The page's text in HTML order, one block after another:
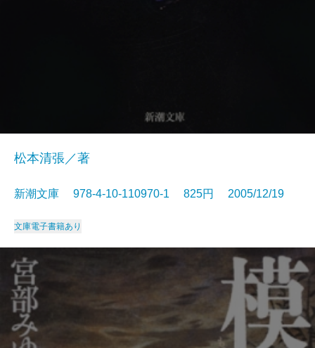
松本清張／著
新潮文庫 978-4-10-110970-1 825円 2005/12/19
文庫電子書籍あり